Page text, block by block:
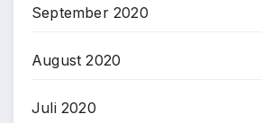
September 2020
August 2020
Juli 2020